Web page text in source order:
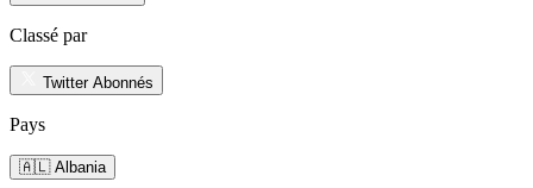
Classé par
Twitter Abonnés
Pays
🇦🇱 Albania